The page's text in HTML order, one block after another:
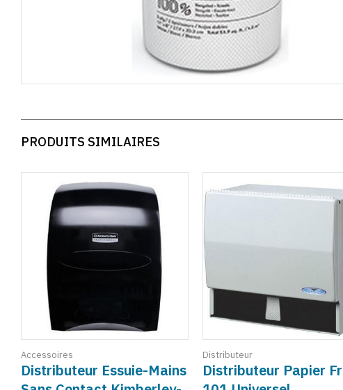
PRODUITS SIMILAIRES
Accessoires
Distributeur Essuie-Mains
Distributeur
Distributeur Papier